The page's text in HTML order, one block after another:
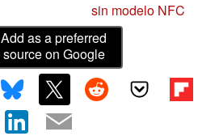
sin modelo NFC
Add as a preferred
source on Google